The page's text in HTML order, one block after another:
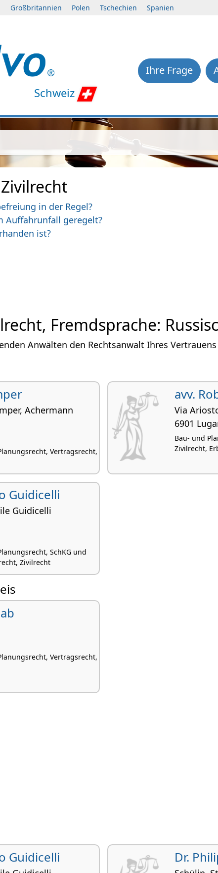
Großbritannien Polen Tschechien Spanien
Schweiz
Ihre Frage
in der Regel?
Auffahrunfall geregelt?
ist?
Fremdsprache:
Anwälten den Rechtsanwalt Ihres
Achermann
Vertragsrecht,
avv.
Via
6901
Bau- und
Zivilrecht,
Guidicelli
Guidicelli
SchKG und
Zivilrecht
Vertragsrecht,
Guidicelli Dr.